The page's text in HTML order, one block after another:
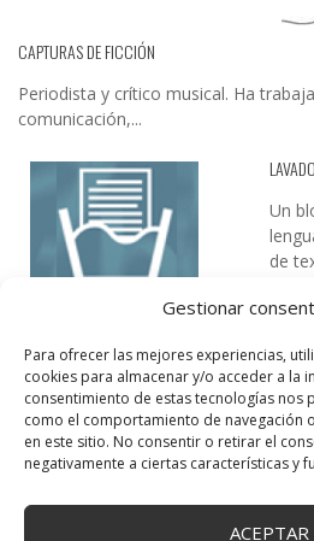
Gestionar
Para ofrecer las mejores experiencias,
cookies para almacenar y/o acceder a la
consentimiento de estas tecnologías
como el comportamiento de navegación
en este sitio. No consentir o retirar el
negativamente a ciertas características y
ACEPTAR
CAPTURAS DE FICCIÓN
Periodista y crítico musical. Ha
comunicación,...
Un
de
DESIREE MARTÍN